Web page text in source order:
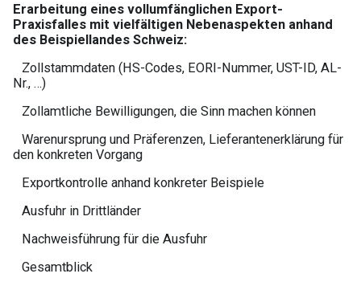
Erarbeitung eines vollumfänglichen Export-
Praxisfalles mit vielfältigen Nebenaspekten anhand
des Beispiellandes Schweiz:
Zollstammdaten (HS-Codes, EORI-Nummer, UST-ID, AL-
Nr., …)
Zollamtliche Bewilligungen, die Sinn machen können
Warenursprung und Präferenzen, Lieferantenerklärung für
den konkreten Vorgang
Exportkontrolle anhand konkreter Beispiele
Ausfuhr in Drittländer
Nachweisführung für die Ausfuhr
Gesamtblick